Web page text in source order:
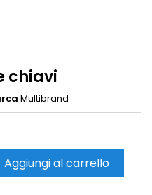
chiavi
Multibrand
Aggiungi al carrello